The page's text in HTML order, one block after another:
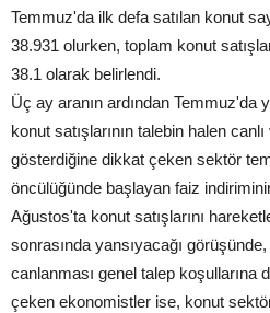
Temmuz'da ilk defa satılan konut
38.931 olurken, toplam konut
38.1 olarak belirlendi.
Üç ay aranın ardından Temmuz'da
konut satışlarının talebin halen
gösterdiğine dikkat çeken sektör
öncülüğünde başlayan faiz
Ağustos'ta konut satışlarını
sonrasında yansıyacağı
canlanması genel talep koşullarına
çeken ekonomistler ise, konut